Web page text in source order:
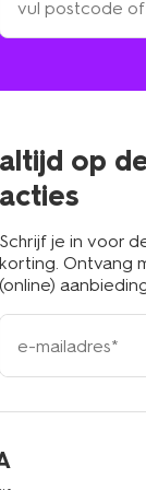
een
winkel
altijd op
acties
Schrijf je in voor
korting. Ontvang
(online)
e-
mailadres